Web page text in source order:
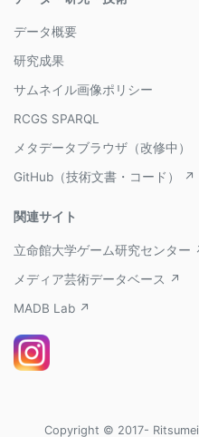
データ概要
研究成果
サムネイル画像ポリシー
RCGS SPARQL
メタデータブラウザ（改修中）
GitHub（技術文書・コード） ↗
関連サイト
立命館大学ゲーム研究センター
メディア芸術データベース ↗
MADB Lab ↗
Copyright © 2017-